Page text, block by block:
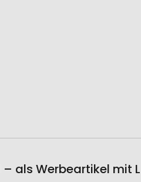
– als Werbeartikel mit